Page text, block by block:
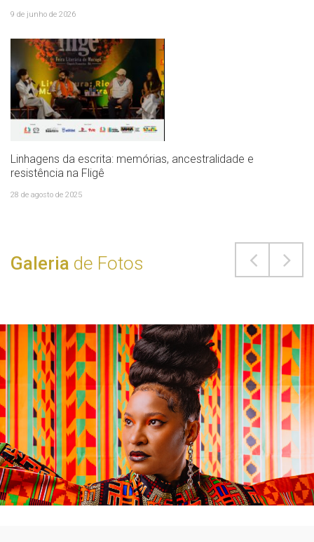
9 de junho de 2026
Linhagens da escrita: memórias, ancestralidade e
resistência na Fligê
28 de agosto de 2025
Galeria de Fotos